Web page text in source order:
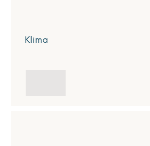
Klima